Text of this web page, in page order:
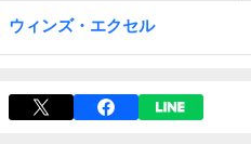
ウィンズ・エクセル